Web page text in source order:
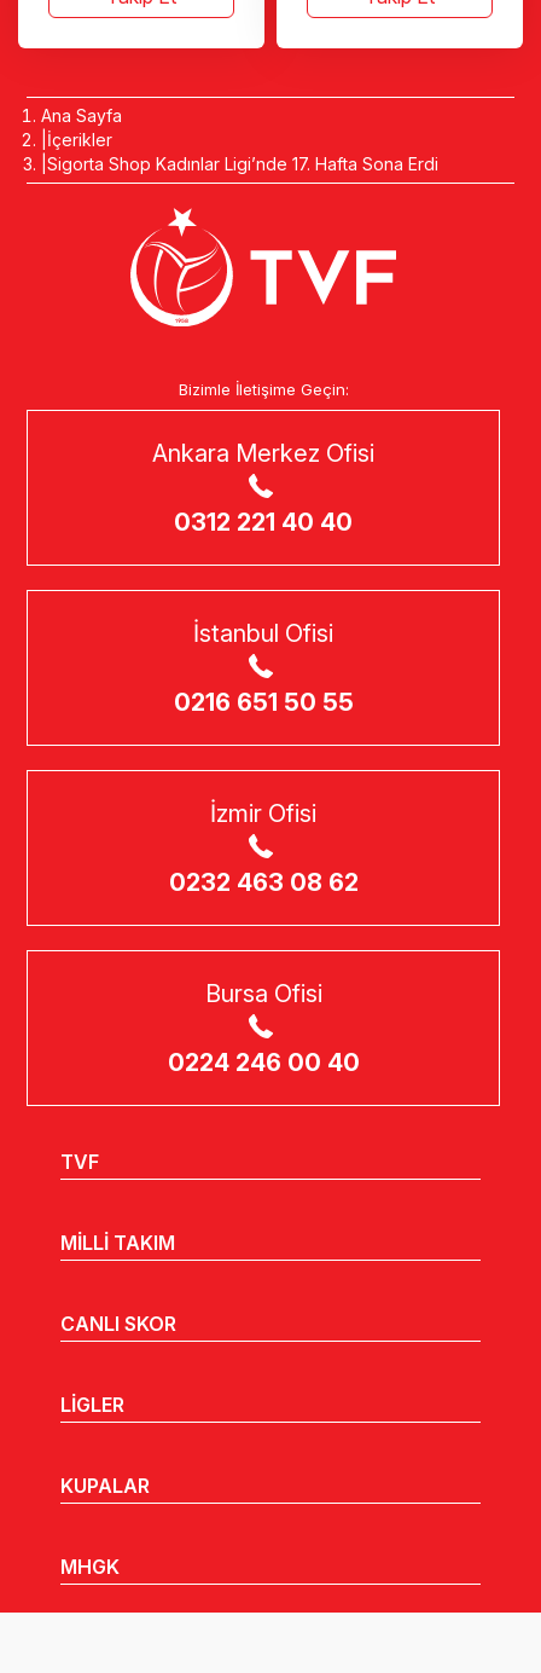
Ana Sayfa
İçerikler
Sigorta Shop Kadınlar Ligi’nde 17. Hafta Sona Erdi
Bizimle İletişime Geçin:
Ankara Merkez Ofisi
0312 221 40 40
İstanbul Ofisi
0216 651 50 55
İzmir Ofisi
0232 463 08 62
Bursa Ofisi
0224 246 00 40
TVF
MİLLİ TAKIM
CANLI SKOR
LİGLER
KUPALAR
MHGK